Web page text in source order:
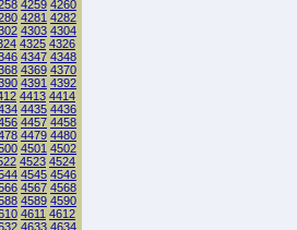
4259 4260
4281 4282
4303 4304
4325 4326
4347 4348
4369 4370
4391 4392
4413 4414
4435 4436
4457 4458
4479 4480
4501 4502
4523 4524
4545 4546
4567 4568
4589 4590
4611 4612
4633 4634